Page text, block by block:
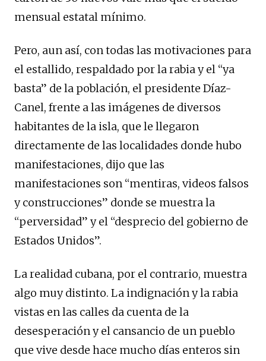
mensual estatal mínimo.
Pero, aun así, con todas las motivaciones para
el estallido, respaldado por la rabia y el “ya
basta” de la población, el presidente Díaz-
Canel, frente a las imágenes de diversos
habitantes de la isla, que le llegaron
directamente de las localidades donde hubo
manifestaciones, dijo que las
manifestaciones son “mentiras, videos falsos
y construcciones” donde se muestra la
“perversidad” y el “desprecio del gobierno de
Estados Unidos”.
La realidad cubana, por el contrario, muestra
algo muy distinto. La indignación y la rabia
vistas en las calles da cuenta de la
desesperación y el cansancio de un pueblo
que vive desde hace mucho días enteros sin